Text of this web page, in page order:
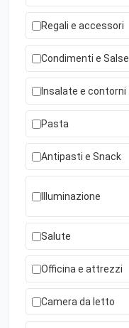
Regali e accessori
Condimenti e Salse
Insalate e contorni
Pasta
Antipasti e Snack
Illuminazione
Salute
Officina e attrezzi
Camera da letto